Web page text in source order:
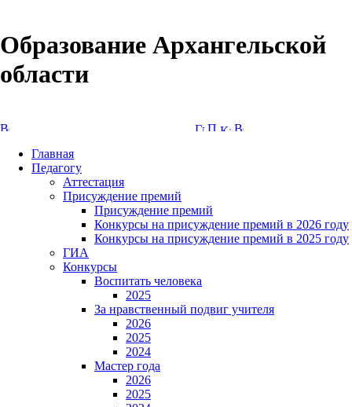
Образование Архангельской
области
Главная
Педагогу
Аттестация
Присуждение премий
Присуждение премий
Конкурсы на присуждение премий в 2026 году
Конкурсы на присуждение премий в 2025 году
ГИА
Конкурсы
Воспитать человека
2025
За нравственный подвиг учителя
2026
2025
2024
Мастер года
2026
2025